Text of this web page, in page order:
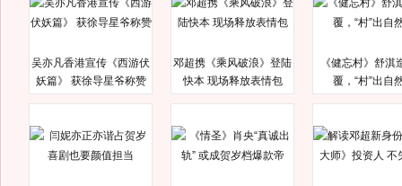
吴亦凡香港宣传《西游伏
妖篇》 获徐导星爷称赞
邓超携《乘风破浪》登陆
快本 现场释放表情包
《健忘村》舒淇
覆，“村”出自